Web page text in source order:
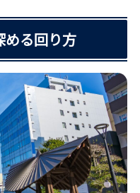
める回り方